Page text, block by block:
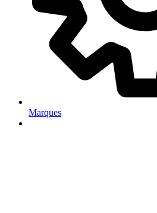
Marques